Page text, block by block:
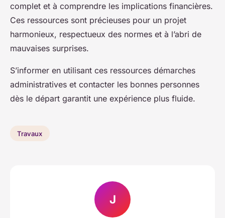
complet et à comprendre les implications financières.
Ces ressources sont précieuses pour un projet
harmonieux, respectueux des normes et à l’abri de
mauvaises surprises.
S’informer en utilisant ces ressources démarches
administratives et contacter les bonnes personnes
dès le départ garantit une expérience plus fluide.
Travaux
J